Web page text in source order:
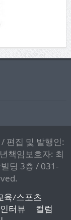
편집 및 발행인:
책임보호자: 최
딩 3층 / 031-
육/스포츠
터뷰
컬럼